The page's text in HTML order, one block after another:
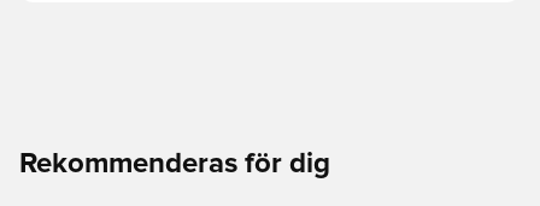
Rekommenderas för dig